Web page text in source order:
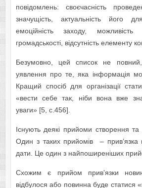
повідомлень: своєчасність
значущість, актуальність його
емоційність заходу, можливість
громадськості, відсутність елементу
Безумовно, цей список не
уявлення про те, яка інформація
Кращий спосіб для організації
«вести себе так, ніби вона вже
уваги» [5, с.456].
Існують деякі прийоми створення
Один з таких прийомів – прив’язка
дати. Це один з найпоширеніших
Схожим є прийом прив’язки
відбулося або повинна буде статися